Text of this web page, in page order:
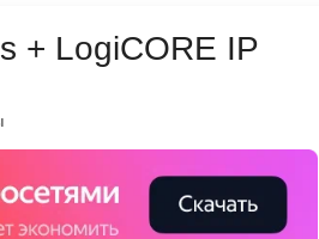
+ LogiCORE IP